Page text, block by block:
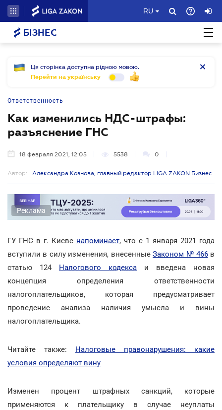
RU
БІЗНЕС
Ця сторінка доступна рідною мовою.
Перейти на українську
Ответственность
Как изменились НДС-штрафы:
разъяснение ГНС
18 февраля 2021, 12:05 5538 0
Автор: Александра Кознова, главный редактор LIGA ZAKON Бизнес
Реклама
ГУ ГНС в г. Киеве напоминает, что с 1 января 2021 года
вступили в силу изменения, внесенныеЗаконом № 466в
статью 124 Налогового кодекса и введена новая
концепция определения ответственности
налогоплательщиков, которая предусматривает
проведение анализа наличия умысла и вины
налогоплательщика.
Читайте также: Налоговые правонарушения: какие
условия определяют вину
Изменен процент штрафных санкций, которые
применяются к плательщику в случае неуплаты